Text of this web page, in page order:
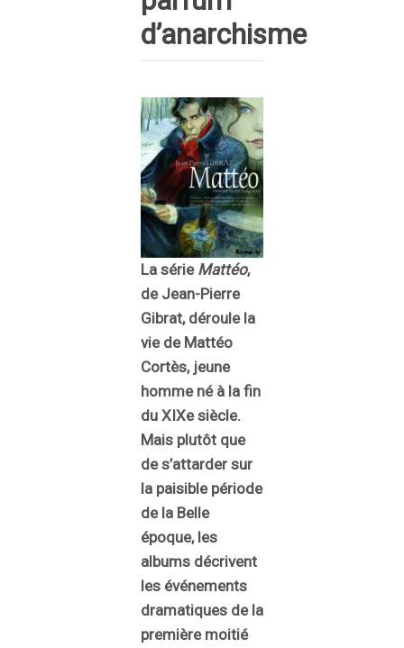
d’anarchisme
La série Mattéo,
de Jean-Pierre
Gibrat, déroule la
vie de Mattéo
Cortès, jeune
homme né à la fin
du XIXe siècle.
Mais plutôt que
de s’attarder sur
la paisible période
de la Belle
époque, les
albums décrivent
les événements
dramatiques de la
première moitié